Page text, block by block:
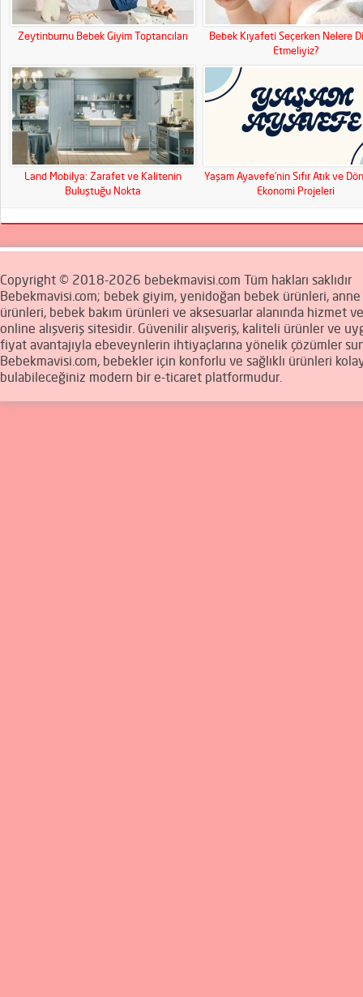
Zeytinburnu Bebek Giyim Toptancıları
Bebek Kıyafeti Seçerken Nelere
Etmeliyiz?
Land Mobilya: Zarafet ve Kalitenin
Buluştuğu Nokta
Yaşam Ayavefe’nin Sıfır Atık ve
Ekonomi Projeleri
Copyright © 2018-2026 bebekmavisi.com Tüm hakları saklıdır
Bebekmavisi.com; bebek giyim, yenidoğan bebek ürünleri,
ürünleri, bebek bakım ürünleri ve aksesuarlar alanında hizmet
online alışveriş sitesidir. Güvenilir alışveriş, kaliteli ürünler ve
fiyat avantajıyla ebeveynlerin ihtiyaçlarına yönelik çözümler
Bebekmavisi.com, bebekler için konforlu ve sağlıklı ürünleri
bulabileceğiniz modern bir e-ticaret platformudur.